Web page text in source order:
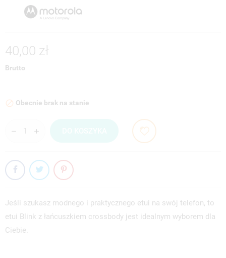
40,00 zł
Brutto
 Obecnie brak na stanie
Jeśli szukasz modnego i praktycznego etui na swój telefon, to
etui Blink z łańcuszkiem crossbody jest idealnym wyborem dla
Ciebie.